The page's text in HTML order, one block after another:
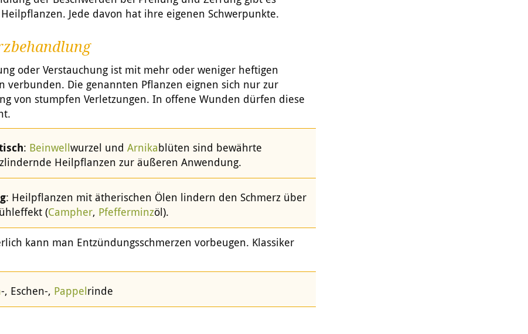
Jede davon hat ihre eigenen Schwerpunkte.
oder Verstauchung ist mit mehr oder weniger heftigen
verbunden. Die genannten Pflanzen eignen sich nur zur
von stumpfen Verletzungen. In offene Wunden dürfen diese
: Beinwellwurzel und Arnikablüten sind bewährte
Heilpflanzen zur äußeren Anwendung.
: Heilpflanzen mit ätherischen Ölen lindern den Schmerz über
(Campher, Pfefferminzöl).
kann man Entzündungsschmerzen vorbeugen. Klassiker
-, Eschen-, Pappelrinde